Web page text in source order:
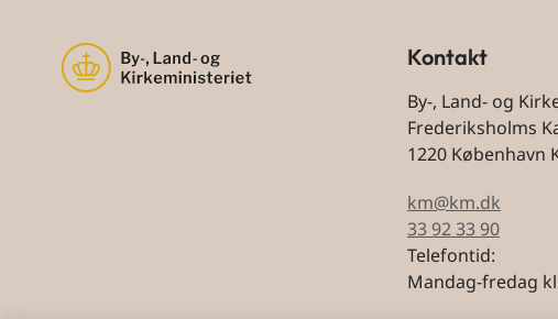
Kontakt
By-, Land- og
Frederiksholms
1220 København
km@km.dk
33 92 33 90
Telefontid:
Mandag-fredag